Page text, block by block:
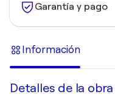
Garantía y pago
Información
Detalles de la obra